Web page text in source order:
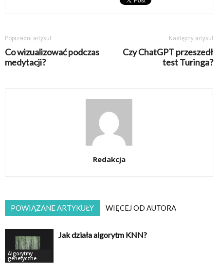
Poprzedni artykuł
Co wizualizować podczas
medytacji?
Następny artykuł
Czy ChatGPT przeszedł
test Turinga?
Redakcja
POWIĄZANE ARTYKUŁY WIĘCEJ OD AUTORA
Algorytmy
genetyczne
Jak działa algorytm KNN?